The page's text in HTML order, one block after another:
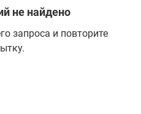
не найдено
запроса и повторите